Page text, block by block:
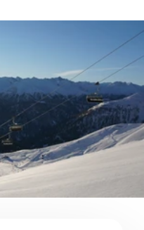
Ticket- &
Gutscheinshop